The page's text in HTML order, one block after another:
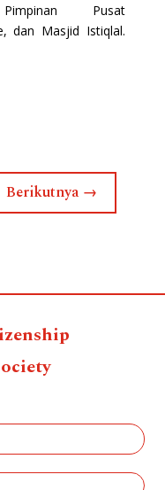
Pusat
dan Masjid Istiqlal.
Berikutnya →